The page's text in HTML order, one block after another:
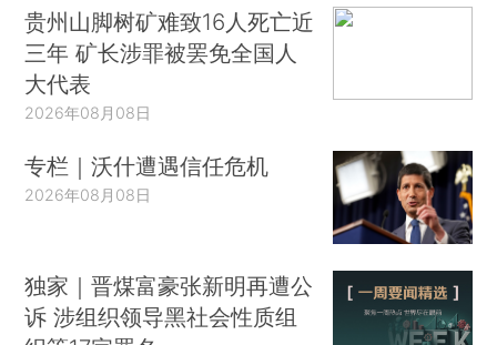
贵州山脚树矿难致16人死亡近
三年 矿长涉罪被罢免全国人
大代表
2026年08月08日
专栏｜沃什遭遇信任危机
2026年08月08日
独家｜晋煤富豪张新明再遭公
诉 涉组织领导黑社会性质组